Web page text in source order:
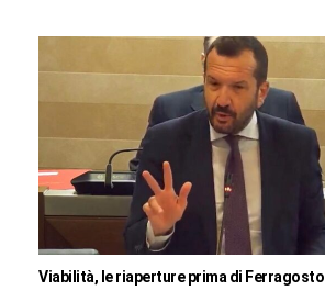
Viabilità, le riaperture prima di Ferragosto